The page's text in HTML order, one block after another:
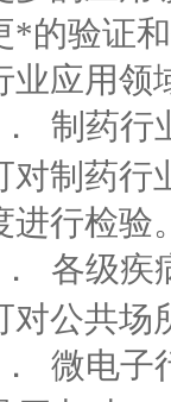
*的验证
业应用领
制药行
对制药行
进行检验
各级疾
对公共场
微电子